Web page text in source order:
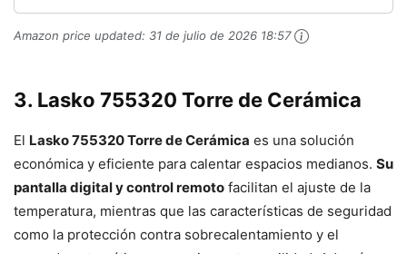
Amazon price updated: 31 de julio de 2026 18:57
3. Lasko 755320 Torre de Cerámica
El Lasko 755320 Torre de Cerámica es una solución
económica y eficiente para calentar espacios medianos. Su
pantalla digital y control remoto facilitan el ajuste de la
temperatura, mientras que las características de seguridad
como la protección contra sobrecalentamiento y el